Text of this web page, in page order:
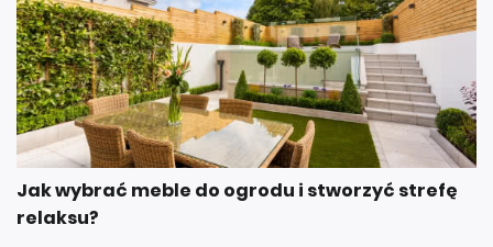
Jak wybrać meble do ogrodu i stworzyć strefę
relaksu?